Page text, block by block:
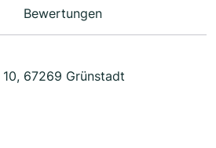
Bewertungen
67269 Grünstadt